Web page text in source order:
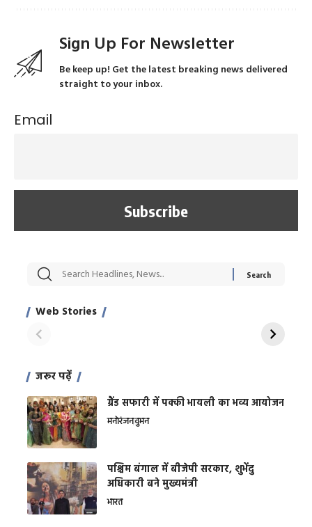
Sign Up For Newsletter
Be keep up! Get the latest breaking news delivered
straight to your inbox.
Email
Web Stories
सट्टेबाजी में अरेस्ट हुए
साहिल खान
रोज एक कच्चे लहसुन
जरूर पढ़ें
ग्रैंड सफारी में पक्की भायली का भव्य आयोजन
मनोरंजनवुमन
पश्चिम बंगाल में बीजेपी सरकार, शुभेंदु
अधिकारी बने मुख्यमंत्री
भारत